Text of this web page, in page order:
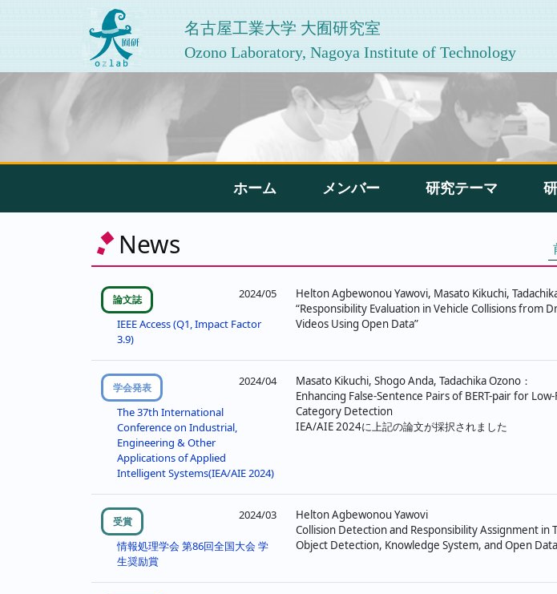
名古屋工業大学 大囿研究室
Ozono Laboratory, Nagoya Institute of Technology
ホーム メンバー 研究テーマ
News
論文誌 2024/05
IEEE Access (Q1, Impact Factor
3.9)
Helton Agbewonou Yawovi, Masato Kikuchi,
“Responsibility Evaluation in Vehicle Collisions from
Videos Using Open Data”
学会発表 2024/04
The 37th International
Conference on Industrial,
Engineering & Other
Applications of Applied
Intelligent Systems(IEA/AIE 2024)
Masato Kikuchi, Shogo Anda, Tadachika Ozono：
Enhancing False-Sentence Pairs of BERT-pair for
Category Detection
IEA/AIE 2024に上記の論文が採択されました
受賞 2024/03
情報処理学会 第86回全国大会 学
生奨励賞
Helton Agbewonou Yawovi
Collision Detection and Responsibility Assignment in
Object Detection, Knowledge System, and Open Data